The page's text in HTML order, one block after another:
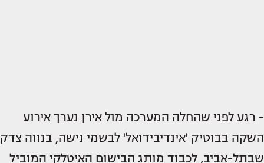
- רגע לפני שהחלה המערכה מול אירן נערך אירוע
השקה בבוטיק 'אינדיבידואל' לבשמי נישה, בנווה צדק
שבתל-אביב, לכבוד מותג הבישום האיטלקי המוביל